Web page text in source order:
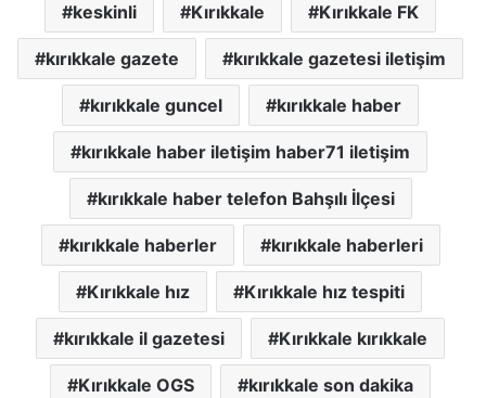
keskinli Kırıkkale Kırıkkale FK
kırıkkale gazete kırıkkale gazetesi iletişim
kırıkkale guncel kırıkkale haber
kırıkkale haber iletişim haber71 iletişim
kırıkkale haber telefon Bahşılı İlçesi
kırıkkale haberler kırıkkale haberleri
Kırıkkale hız Kırıkkale hız tespiti
kırıkkale il gazetesi Kırıkkale kırıkkale
Kırıkkale OGS kırıkkale son dakika